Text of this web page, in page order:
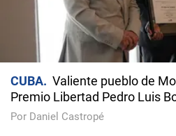
CUBA
Valiente pueblo de
Premio Libertad Pedro Luis
Por Daniel Castropé